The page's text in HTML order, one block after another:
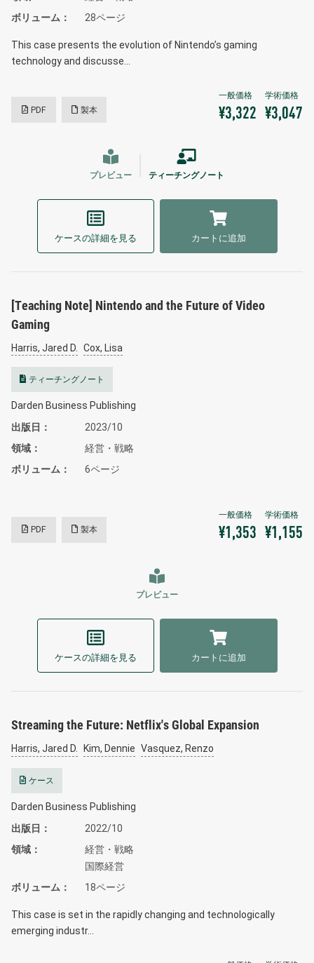
ボリューム
28ページ
This case presents the evolution of Nintendo’s gaming
technology and discusse…
PDF 製本 ¥3,322 ¥3,047
プレビュー ティーチングノート
ケースの詳細を見る カートに追加
[Teaching Note] Nintendo and the Future of Video
Gaming
Harris, Jared D. Cox, Lisa
ティーチングノート
Darden Business Publishing
出版日
2023/10
領域
経営・戦略
ボリューム
6ページ
PDF 製本 ¥1,353 ¥1,155
プレビュー
ケースの詳細を見る カートに追加
Streaming the Future: Netflix's Global Expansion
Harris, Jared D. Kim, Dennie Vasquez, Renzo
ケース
Darden Business Publishing
出版日
2022/10
領域
経営・戦略
国際経営
ボリューム
18ページ
This case is set in the rapidly changing and technologically
emerging industr…